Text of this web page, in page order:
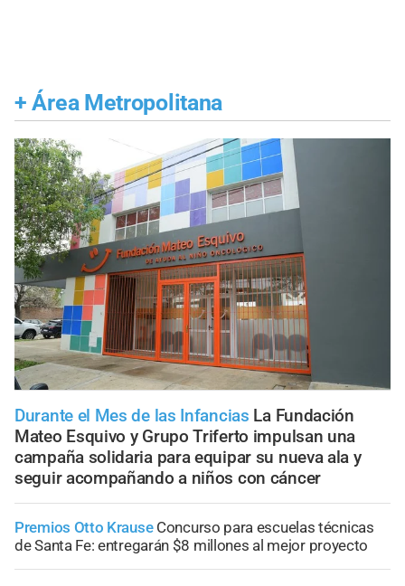
+ Área Metropolitana
Durante el Mes de las Infancias La Fundación
Mateo Esquivo y Grupo Triferto impulsan una
campaña solidaria para equipar su nueva ala y
seguir acompañando a niños con cáncer
Premios Otto Krause Concurso para escuelas técnicas
de Santa Fe: entregarán $8 millones al mejor proyecto